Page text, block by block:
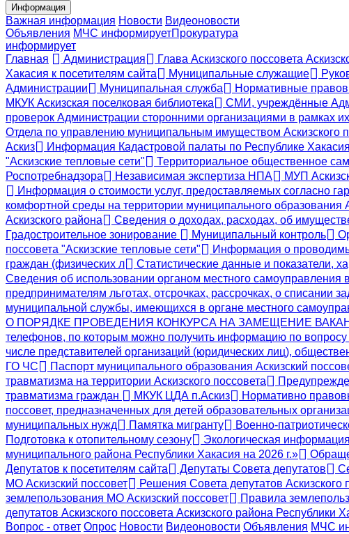
Информация
Важная информация Новости Видеоновости
Объявления МЧС информируетПрокуратура
информирует
Главная
Администрация Глава Аскизского поссовета
Хакасия к посетителям сайта
Муниципальные служащие
Администрации
Муниципальная служба Нормативные
МКУК Аскизская поселковая библиотека
СМИ, учреждённые
проверок Администрации сторонними организациями в рамках
Отдела по управлению муниципальным имуществом Аскизского
Аскиз
Информация Кадастровой палаты по Республике Хакасия
"Аскизские тепловые сети"
Территориальное общественное
Роспотребнадзора
Независимая экспертиза НПА МУП
Информация о стоимости услуг, предоставляемых согласно
комфортной среды на территории муниципального образования
Аскизского района
Сведения о доходах, расходах, об
Градостроительное зонирование
Муниципальный контроль
поссовета "Аскизские тепловые сети"
Информация о
граждан (физических л
Статистические данные и показатели,
Сведения об использовании органом местного
предпринимателям льготах, отсрочках, рассрочках, о списании
муниципальной службы, имеющихся в органе местного
О ПОРЯДКЕ ПРОВЕДЕНИЯ КОНКУРСА НА ЗАМЕЩЕНИЕ
телефонов, по которым можно получить информацию по
числе представителей организаций (юридических лиц),
ГО ЧС
Паспорт муниципального образования Аскизский
травматизма на территории Аскизского поссовета
травматизма граждан
МКУК ЦДА п.Аскиз Нормативно
поссовет, предназначенных для детей образовательных
муниципальных нужд
Памятка мигранту Военно-
Подготовка к отопительному сезону
Экологическая информация
муниципального района Республики Хакасия на 2026 г.»
Депутатов к посетителям сайта
Депутаты Совета депутатов
МО Аскизский поссовет
Решения Совета депутатов Аскизского
землепользования МО Аскизский поссовет
Правила
депутатов Аскизского поссовета Аскизского района Республики
Вопрос - ответ Опрос Новости Видеоновости Объявления МЧС